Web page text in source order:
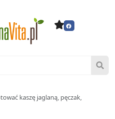
kaszę jaglaną, pęczak,